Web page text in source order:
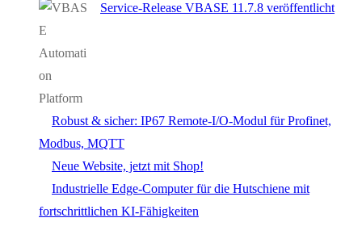
Service-Release VBASE 11.7.8 veröffentlicht
Robust & sicher: IP67 Remote-I/O-Modul für Profinet,
Modbus, MQTT
Neue Website, jetzt mit Shop!
Industrielle Edge-Computer für die Hutschiene mit
fortschrittlichen KI-Fähigkeiten